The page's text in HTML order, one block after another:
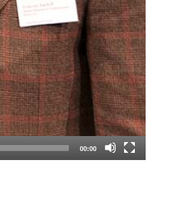
00:00